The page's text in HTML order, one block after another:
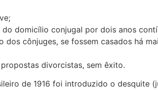
domicílio conjugal por dois anos
dos cônjuges, se fossem casados há
divorcistas, sem êxito.
de 1916 foi introduzido o desquite